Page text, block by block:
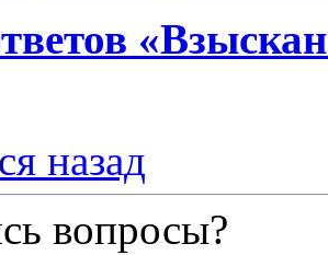
назад
вопросы?